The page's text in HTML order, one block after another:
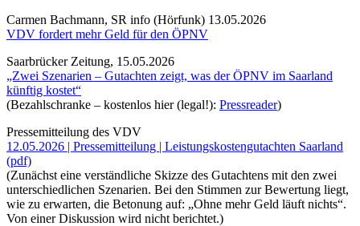
Carmen Bachmann, SR info (Hörfunk) 13.05.2026
VDV fordert mehr Geld für den ÖPNV
Saarbrücker Zeitung, 15.05.2026
„Zwei Szenarien – Gutachten zeigt, was der ÖPNV im Saarland
künftig kostet“
(Bezahlschranke – kostenlos hier (legal!): Pressreader)
Pressemitteilung des VDV
12.05.2026 | Pressemitteilung | Leistungskostengutachten Saarland
(pdf)
(Zunächst eine verständliche Skizze des Gutachtens mit den zwei
unterschiedlichen Szenarien. Bei den Stimmen zur Bewertung liegt,
wie zu erwarten, die Betonung auf: „Ohne mehr Geld läuft nichts“.
Von einer Diskussion wird nicht berichtet.)